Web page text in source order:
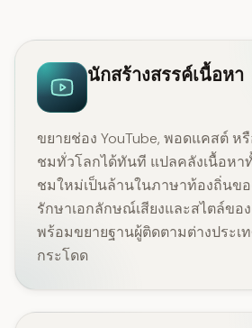
นักสร้างสรรค์เนื้อหา
ขยายช่อง YouTube, พอดแคสต์
ชมทั่วโลกได้ทันที แปลคลังเนื้อหา
ชมใหม่เป็นล้านในภาษาท้องถิ่นขอ
รักษาเอกลักษณ์เสียงและสไตล์ข
พร้อมขยายฐานผู้ติดตามต่างประเ
กระโดด